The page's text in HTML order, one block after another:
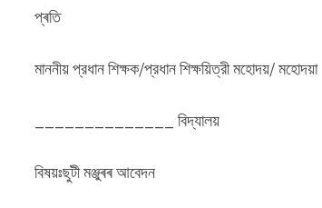
প্ৰতি
মাননীয় প্রধান শিক্ষক/প্রধান শিক্ষয়িত্রী মহোদয়/ মহোদয়া
______________ বিদ্যালয়
বিষয়ঃছুটী মঞ্জুৰৰ আবেদন